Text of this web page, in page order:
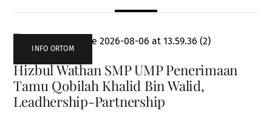
INFO ORTOM
Hizbul Wathan SMP UMP Penerimaan
Tamu Qobilah Khalid Bin Walid,
Leadhership-Partnership